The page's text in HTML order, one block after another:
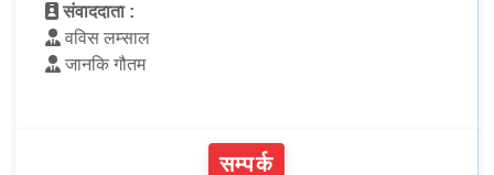
संवाददाता :
वविस लम्साल
जानकि गौतम
सम्पर्क